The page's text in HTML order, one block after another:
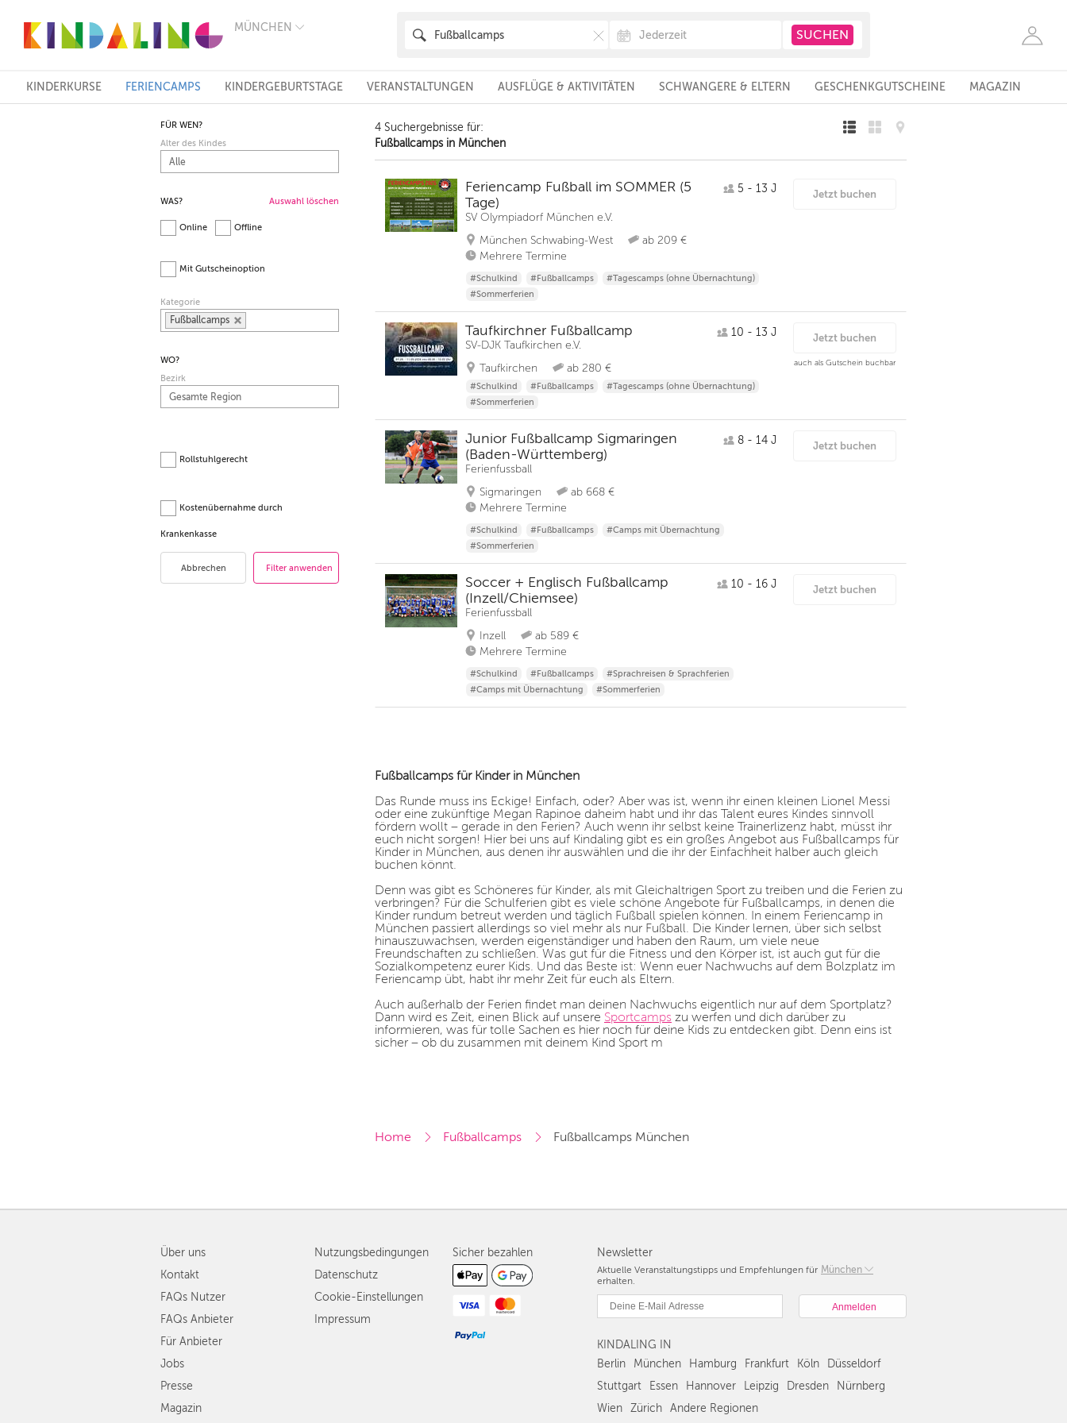
MÜNCHEN
FRANKFURT
KÖLN
ESSEN
DRESDEN
WIEN
REGIONEN
KINDERKURSE FERIENCAMPS KINDERGEBURTSTAGE VERANSTALTUNGEN AUSFLÜGE & AKTIVITÄTEN SCHWANGERE & ELTERN GESCHENKGUTSCHEINE MAGAZIN
FÜR WEN?
Alter des Kindes
WAS? Auswahl löschen
Online Offline
Mit Gutscheinoption
Kategorie
Fußballcamps
WO?
Bezirk
Rollstuhlgerecht
Kostenübernahme durch
Krankenkasse
Abbrechen
4 Suchergebnisse für:
Fußballcamps in München
Feriencamp Fußball im SOMMER (5
Tage)
SV Olympiadorf München e.V.
München Schwabing-West
ab 209 €
Mehrere Termine
5 - 13 J
#Schulkind #Fußballcamps
#Tagescamps (ohne Übernachtung)
#Sommerferien
Jetzt buchen
Taufkirchner Fußballcamp
SV-DJK Taufkirchen e.V.
Taufkirchen
ab 280 €
10 - 13 J
#Schulkind #Fußballcamps
#Tagescamps (ohne Übernachtung)
#Sommerferien
Jetzt buchen
auch als Gutschein buchbar
Junior Fußballcamp Sigmaringen
(Baden-Württemberg)
Ferienfussball
Sigmaringen
ab 668 €
Mehrere Termine
8 - 14 J
#Schulkind #Fußballcamps
#Camps mit Übernachtung
#Sommerferien
Jetzt buchen
Soccer + Englisch Fußballcamp
(Inzell/Chiemsee)
Ferienfussball
Inzell
ab 589 €
Mehrere Termine
10 - 16 J
#Schulkind #Fußballcamps
#Sprachreisen & Sprachferien
#Camps mit Übernachtung
#Sommerferien
Jetzt buchen
Fußballcamps für Kinder in München
Das Runde muss ins Eckige! Einfach, oder? Aber was ist, wenn ihr einen kleinen Lionel Messi
oder eine zukünftige Megan Rapinoe daheim habt und ihr das Talent eures Kindes sinnvoll
fördern wollt – gerade in den Ferien? Auch wenn ihr selbst keine Trainerlizenz habt, müsst ihr
euch nicht sorgen! Hier bei uns auf Kindaling gibt es ein großes Angebot aus Fußballcamps für
Kinder in München, aus denen ihr auswählen und die ihr der Einfachheit halber auch gleich
buchen könnt.
Denn was gibt es Schöneres für Kinder, als mit Gleichaltrigen Sport zu treiben und die Ferien zu
verbringen? Für die Schulferien gibt es viele schöne Angebote für Fußballcamps, in denen die
Kinder rundum betreut werden und täglich Fußball spielen können. In einem Feriencamp in
München passiert allerdings so viel mehr als nur Fußball. Die Kinder lernen, über sich selbst
hinauszuwachsen, werden eigenständiger und haben den Raum, um viele neue
Freundschaften zu schließen. Was gut für die Fitness und den Körper ist, ist auch gut für die
Sozialkompetenz eurer Kids. Und das Beste ist: Wenn euer Nachwuchs auf dem Bolzplatz im
Feriencamp übt, habt ihr mehr Zeit für euch als Eltern.
Auch außerhalb der Ferien findet man deinen Nachwuchs eigentlich nur auf dem Sportplatz?
Dann wird es Zeit, einen Blick auf unsere Sportcamps zu werfen und dich darüber zu
informieren, was für tolle Sachen es hier noch für deine Kids zu entdecken gibt. Denn eins ist
sicher – ob du zusammen mit deinem Kind Sport m
Home Fußballcamps Fußballcamps München
Newsletter
Aktuelle Veranstaltungstipps und Empfehlungen für München
Berlin
Hamburg
Düsseldorf
Stuttgart
erhalten.
KINDALING IN
Berlin
München Hamburg Frankfurt Köln
Düsseldorf
Stuttgart
Essen Hannover Leipzig Dresden
Nürnberg
Wien
Zürich Andere Regionen
Über uns
Kontakt
FAQs Nutzer
FAQs Anbieter
Für Anbieter
Jobs
Presse
Magazin
Nutzungsbedingungen
Datenschutz
Cookie-Einstellungen
Impressum
Sicher bezahlen